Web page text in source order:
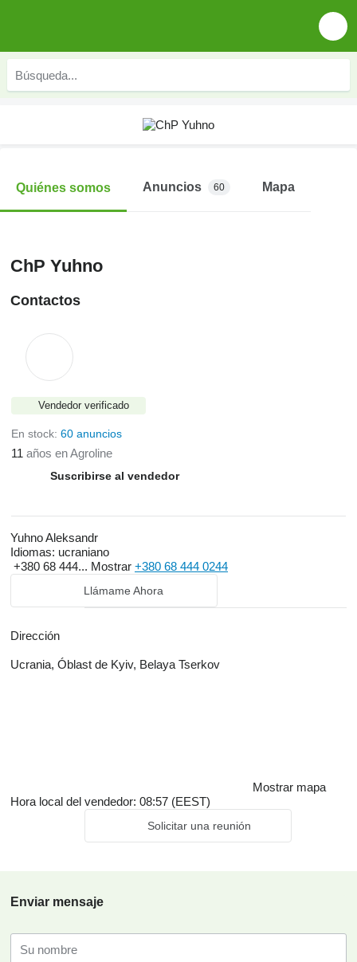
Quiénes somos Anuncios 60 Mapa
ChP Yuhno
Contactos
Vendedor verificado
En stock: 60 anuncios
11 años en Agroline
Suscribirse al vendedor
Yuhno Aleksandr
Idiomas: ucraniano
+380 68 444... Mostrar +380 68 444 0244
Llámame Ahora
Dirección
Ucrania, Óblast de Kyiv, Belaya Tserkov
Mostrar mapa
Hora local del vendedor: 08:57 (EEST)
Solicitar una reunión
Enviar mensaje